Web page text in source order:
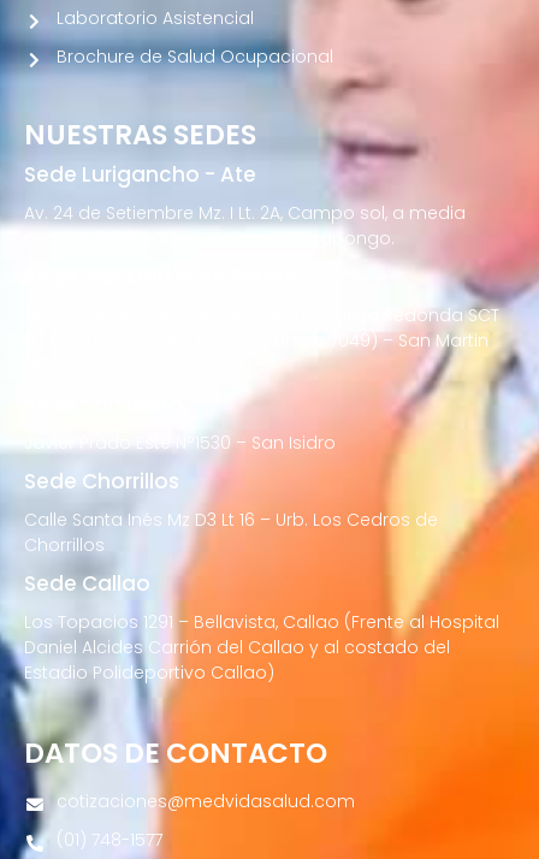
NUESTRAS SEDES
Sede Lurigancho - Ate
Av. 24 de Setiembre Mz. I Lt. 2A, Campo sol, a media
cuadra del Paradero Cabana, Carapongo.
Av. Francisco Bolognesi Nro. 101 Urb. Mesa Redonda SCT
02 (Esquina con Av. Gerardo Unger 7049) – San Martin
Javier Prado Este N°1530 – San Isidro
Sede Chorrillos
Calle Santa Inés Mz D3 Lt 16 – Urb. Los Cedros de
Chorrillos
Sede Callao
Los Topacios 1291 – Bellavista, Callao (Frente al Hospital
Daniel Alcides Carrión del Callao y al costado del
Estadio Polideportivo Callao)
Laboratorio Asistencial
Brochure de Salud Ocupacional
DATOS DE CONTACTO
cotizaciones@medvidasalud.com
(01) 748-1577